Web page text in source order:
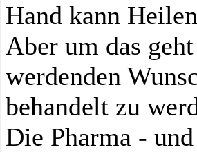
Hand kann
Aber um das
werdenden
behandelt zu
Die Pharma -